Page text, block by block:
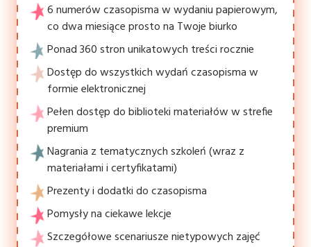
6 numerów czasopisma w wydaniu papierowym,
co dwa miesiące prosto na Twoje biurko
Ponad 360 stron unikatowych treści rocznie
Dostęp do wszystkich wydań czasopisma w
formie elektronicznej
Pełen dostęp do biblioteki materiałów w strefie
premium
Nagrania z tematycznych szkoleń (wraz z
materiałami i certyfikatami)
Prezenty i dodatki do czasopisma
Pomysły na ciekawe lekcje
Szczegółowe scenariusze nietypowych zajęć